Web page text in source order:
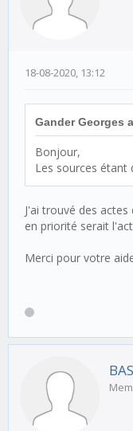
18-08-2020, 13:12
Gander Georges
Bonjour,
Les sources étant
J'ai trouvé des
en priorité serait
Merci pour votre